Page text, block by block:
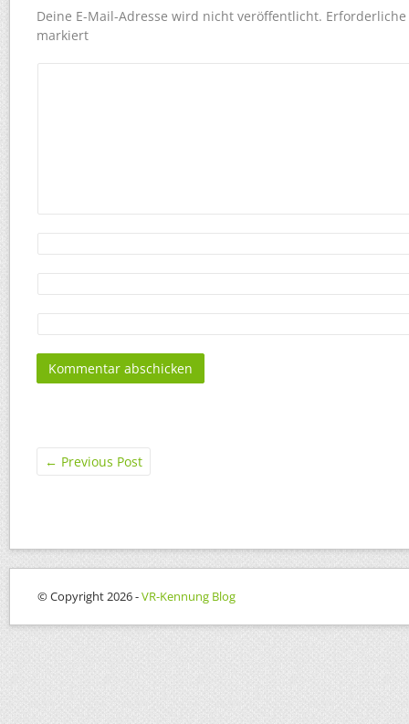
Deine E-Mail-Adresse wird nicht veröffentlicht.
markiert
← Previous Post
© Copyright 2026 -VR-Kennung Blog